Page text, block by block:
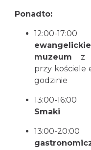
Ponadto:
12:00-
muzeum z
przy kościele
godzinie
13:00-16:00
Smaki
13:00-